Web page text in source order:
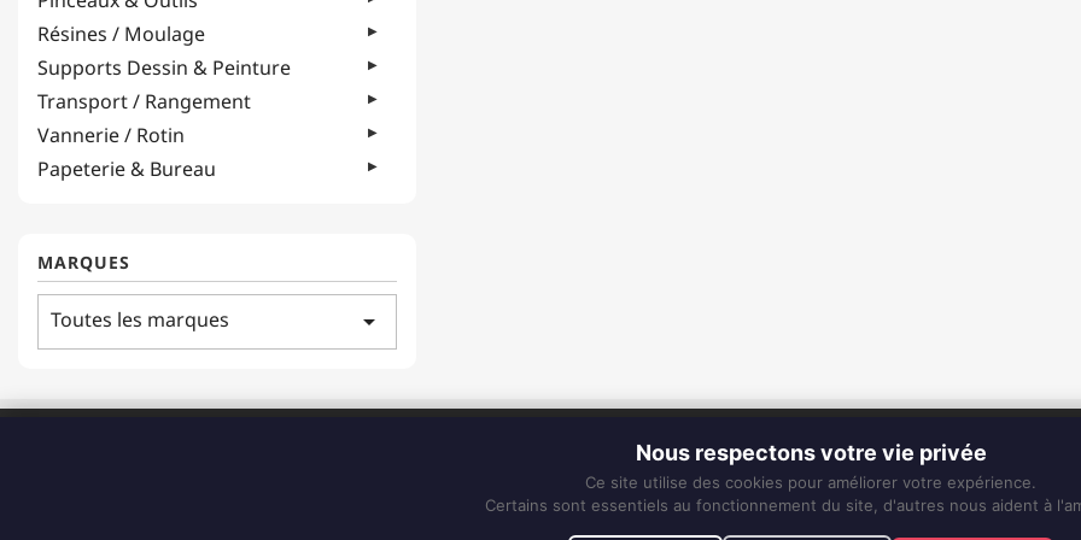
Résines / Moulage
Supports Dessin & Peinture
Transport / Rangement
Vannerie / Rotin
Papeterie & Bureau
MARQUES
Toutes les marques arrow_drop_down
Fixe :
0596 63 25 94
Mobile : 0696 50 91 61
Nous respectons votre vie privée
Ce site utilise des cookies pour améliorer votre expérience.
Certains sont essentiels au fonctionnement du site, d'autres nous aident à